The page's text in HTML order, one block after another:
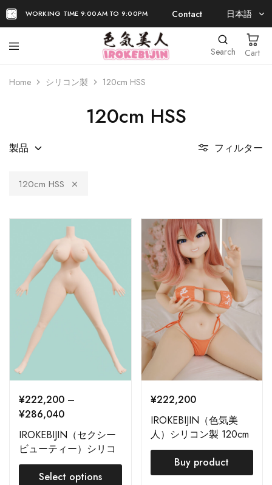
WORKING TIME 9:00AM TO 9:00PM Contact 日本語
日本語
EN
Search Cart
Home シリコン製 120cm HSS
120cm HSS
製品 フィルター
120cm HSS
¥222,200 –
¥286,040
IROKEBIJIN（セクシー
ビューティー）シリコ
ン120cm HSS巨乳 – 注
文ページ
Select options
¥222,200
IROKEBIJIN（色気美
人）シリコン製 120cm
HSS 注文ページ Aisa
Buy product